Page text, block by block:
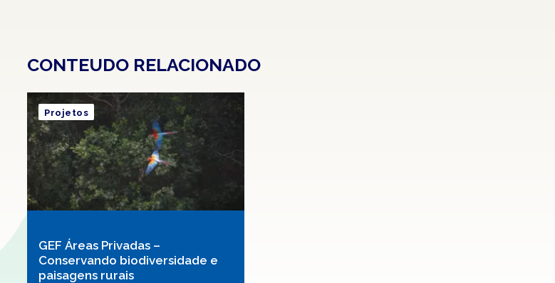
CONTEUDO RELACIONADO
GEF Áreas Privadas –
Conservando biodiversidade e
paisagens rurais
Projetos